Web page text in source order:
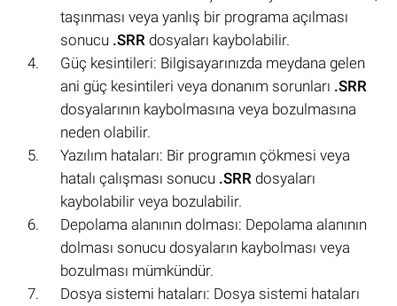
taşınması veya yanlış bir programa açılması
sonucu .SRR dosyaları kaybolabilir.
Güç kesintileri: Bilgisayarınızda meydana gelen
ani güç kesintileri veya donanım sorunları .SRR
dosyalarının kaybolmasına veya bozulmasına
neden olabilir.
Yazılım hataları: Bir programın çökmesi veya
hatalı çalışması sonucu .SRR dosyaları
kaybolabilir veya bozulabilir.
Depolama alanının dolması: Depolama alanının
dolması sonucu dosyaların kaybolması veya
bozulması mümkündür.
Dosya sistemi hataları: Dosya sistemi hataları